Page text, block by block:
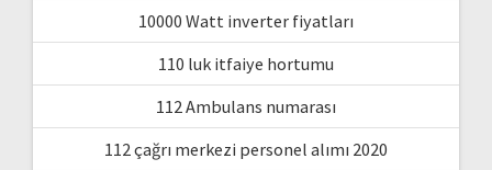
10000 Watt inverter fiyatları
110 luk itfaiye hortumu
112 Ambulans numarası
112 çağrı merkezi personel alımı 2020